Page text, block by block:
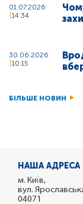
01.07.2026
14:34
30.06.2026
10:15
БІЛЬШЕ НОВИН
НАША АДРЕСА
м. Київ,
вул.
04071